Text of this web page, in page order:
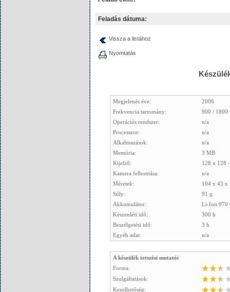
Feladás dátuma:
Vissza a listához
Nyomtatás
Megjelenés éve:
2006
Frekvencia tartomány:
900 / 1800
Operációs rendszer:
n/a
Processzor:
n/a
Alkalmazások:
n/a
Memória:
3 MB
Kijelző:
128 x 128
Kamera felbontása:
n/a
Méretek:
104 x 43 x
Súly:
91 g
Akkumulátor:
Li-Ion 970
Készenléti idő:
300 h
Beszélgetési idő:
3 h
Egyéb adat:
n/a
A készülék tetszési mutatói
Forma:
Szolgáltatások:
Kezelhetőség: